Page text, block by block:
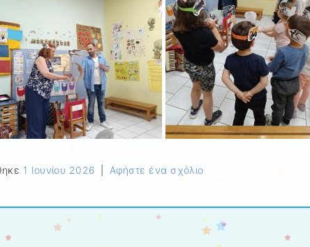
1 Ιουνίου 2026 Αφήστε ένα σχόλιο